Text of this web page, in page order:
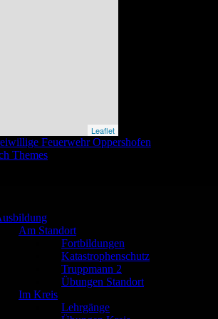
Leaflet
Feuerwehr Oppershofen
Themes
Am Standort
Fortbildungen
Katastrophenschutz
Truppmann 2
Übungen Standort
Im Kreis
Lehrgänge